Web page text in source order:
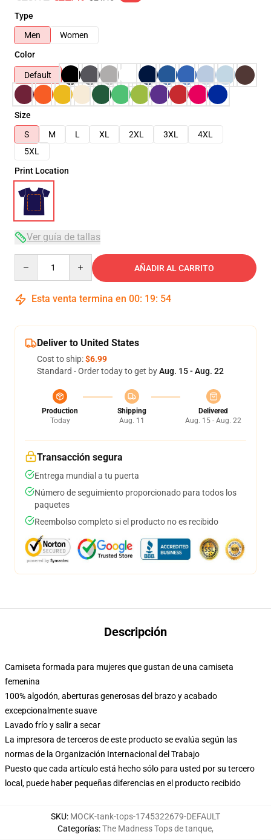
Type
Men
Women
Color
Default
Size
S
M L XL 2XL 3XL
4XL
5XL
Print Location
Ver guía de tallas
AÑADIR AL CARRITO
Esta venta termina en 00: 19: 54
Deliver to United States
Cost to ship:$6.99
Standard - Order today to get byAug. 15 - Aug. 22
Production
Today
Shipping
Aug. 11
Delivered
Aug. 15 - Aug. 22
Transacción segura
Entrega mundial a tu puerta
Número de seguimiento proporcionado para todos los
paquetes
Reembolso completo si el producto no es recibido
Descripción
Camiseta formada para mujeres que gustan de una camiseta
femenina
100% algodón, aberturas generosas del brazo y acabado
excepcionalmente suave
Lavado frío y salir a secar
La impresora de terceros de este producto se evalúa según las
normas de la Organización Internacional del Trabajo
Puesto que cada artículo está hecho sólo para usted por su tercero
local, puede haber pequeñas diferencias en el producto recibido
SKU: MOCK-tank-tops-1745322679-DEFAULT
Categorías:The Madness Tops de tanque,